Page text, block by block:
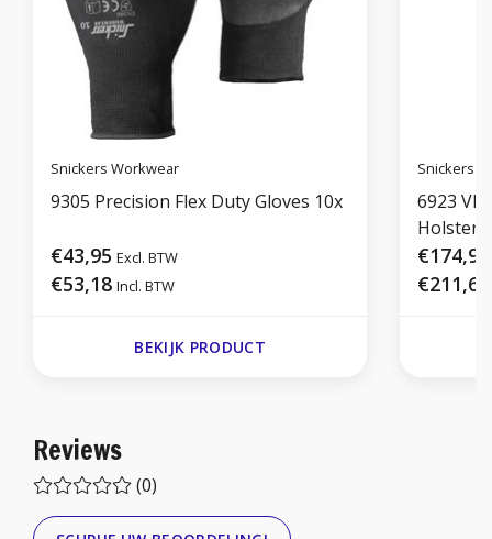
Snickers Workwear
9305 Precision Flex Duty Gloves 10x
€43,95 Excl. BTW
€53,18 Incl. BTW
BEKIJK PRODUCT
Snickers
6923
€174,95
€211,69
Reviews
(0)